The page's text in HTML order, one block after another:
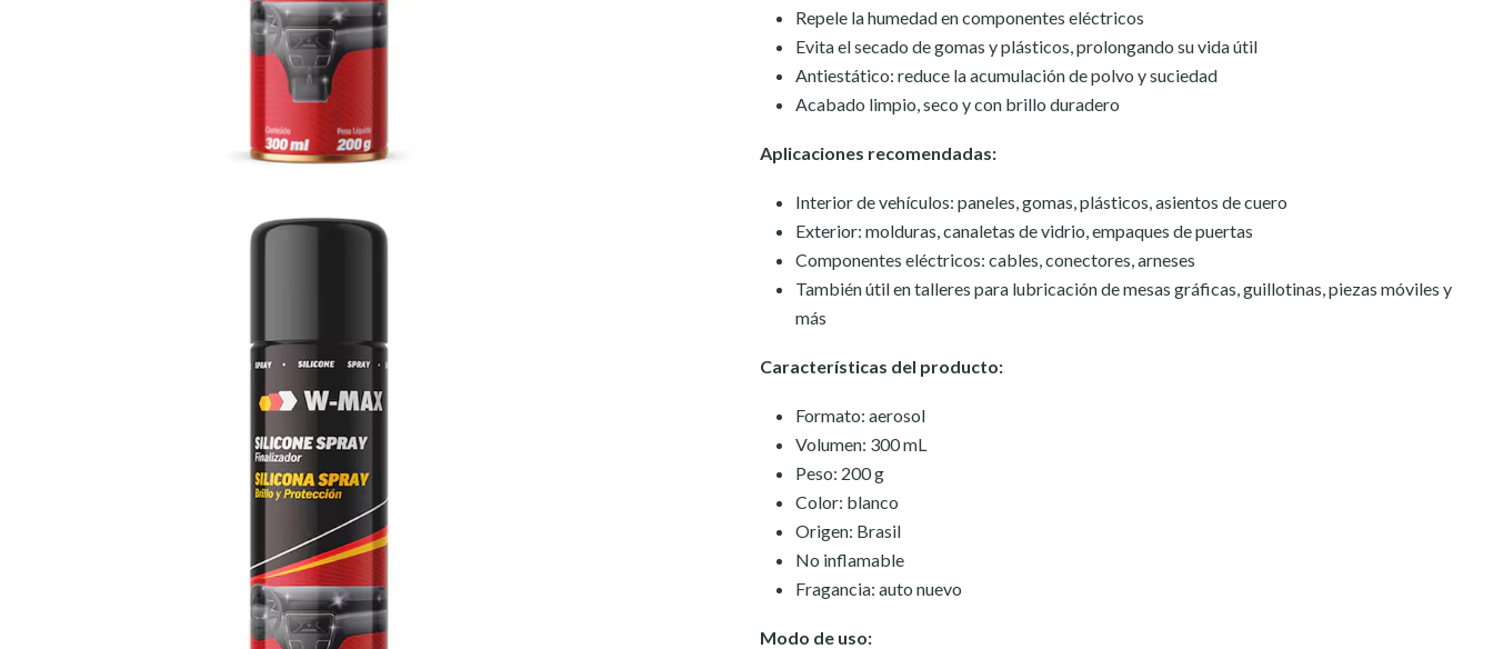
Repele la humedad en componentes eléctricos
Evita el secado de gomas y plásticos, prolongando su vida útil
Antiestático: reduce la acumulación de polvo y suciedad
Acabado limpio, seco y con brillo duradero
Aplicaciones recomendadas:
Interior de vehículos: paneles, gomas, plásticos, asientos de cuero
Exterior: molduras, canaletas de vidrio, empaques de puertas
Componentes eléctricos: cables, conectores, arneses
También útil en talleres para lubricación de mesas gráficas, guillotinas, piezas móviles y
más
Características del producto:
Formato: aerosol
Volumen: 300 mL
Peso: 200 g
Color: blanco
Origen: Brasil
No inflamable
Fragancia: auto nuevo
Modo de uso: